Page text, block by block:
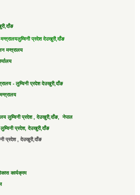
लुम्विनी प्रदेश देउखुरी,दाँङ
मन्त्रालय
- लुम्विनी प्रदेश देउखुरी,दाँङ
लुम्विनी प्रदेश , देउखुरी,दाँङ, नेपाल
लुम्विनी प्रदेश, देउखुरी,दाँङ
प्रदेश , देउखुरी,दाँङ
कार्यक्रम